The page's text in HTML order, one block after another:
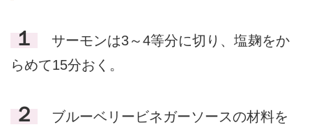
１
サーモンは3～4等分に切り、塩麹をか
らめて15分おく。
２
ブルーベリービネガーソースの材料を